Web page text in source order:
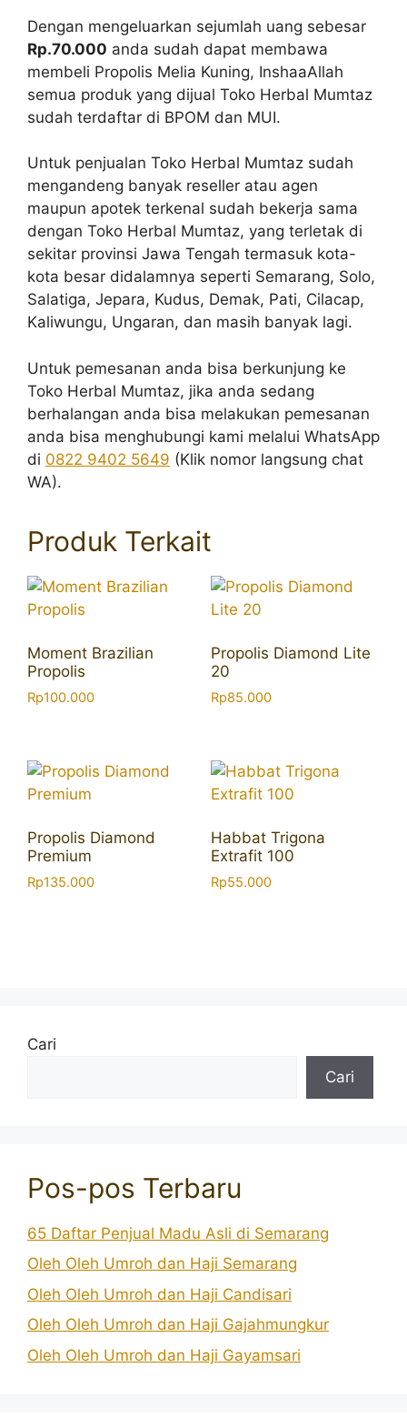
Dengan mengeluarkan sejumlah uang sebesar
Rp.70.000 anda sudah dapat membawa
membeli Propolis Melia Kuning, InshaaAllah
semua produk yang dijual Toko Herbal Mumtaz
sudah terdaftar di BPOM dan MUI.
Untuk penjualan Toko Herbal Mumtaz sudah
mengandeng banyak reseller atau agen
maupun apotek terkenal sudah bekerja sama
dengan Toko Herbal Mumtaz, yang terletak di
sekitar provinsi Jawa Tengah termasuk kota-
kota besar didalamnya seperti Semarang, Solo,
Salatiga, Jepara, Kudus, Demak, Pati, Cilacap,
Kaliwungu, Ungaran, dan masih banyak lagi.
Untuk pemesanan anda bisa berkunjung ke
Toko Herbal Mumtaz, jika anda sedang
berhalangan anda bisa melakukan pemesanan
anda bisa menghubungi kami melalui WhatsApp
di 0822 9402 5649 (Klik nomor langsung chat
WA).
Produk Terkait
Moment Brazilian
Propolis
Rp100.000
Propolis Diamond Lite
20
Rp85.000
Propolis Diamond
Premium
Rp135.000
Habbat Trigona
Extrafit 100
Rp55.000
Cari
Cari
Pos-pos Terbaru
65 Daftar Penjual Madu Asli di Semarang
Oleh Oleh Umroh dan Haji Semarang
Oleh Oleh Umroh dan Haji Candisari
Oleh Oleh Umroh dan Haji Gajahmungkur
Oleh Oleh Umroh dan Haji Gayamsari